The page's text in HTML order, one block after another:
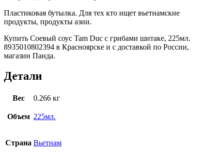
Пластиковая бутылка. Для тех кто ищет вьетнамские
продукты, продукты азии.
Купить Соевый соус Tam Duc с грибами шитаке, 225мл.
8935010802394 в Красноярске и с доставкой по России,
магазин Панда.
Детали
Вес 0.266 кг
Объем 225мл.
Страна Вьетнам